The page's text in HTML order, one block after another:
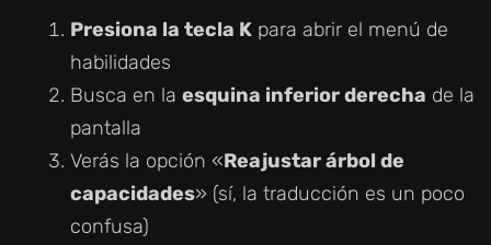
Presiona la tecla K para abrir el menú de
habilidades
Busca en la esquina inferior derecha de la
pantalla
Verás la opción «Reajustar árbol de
capacidades» (sí, la traducción es un poco
confusa)